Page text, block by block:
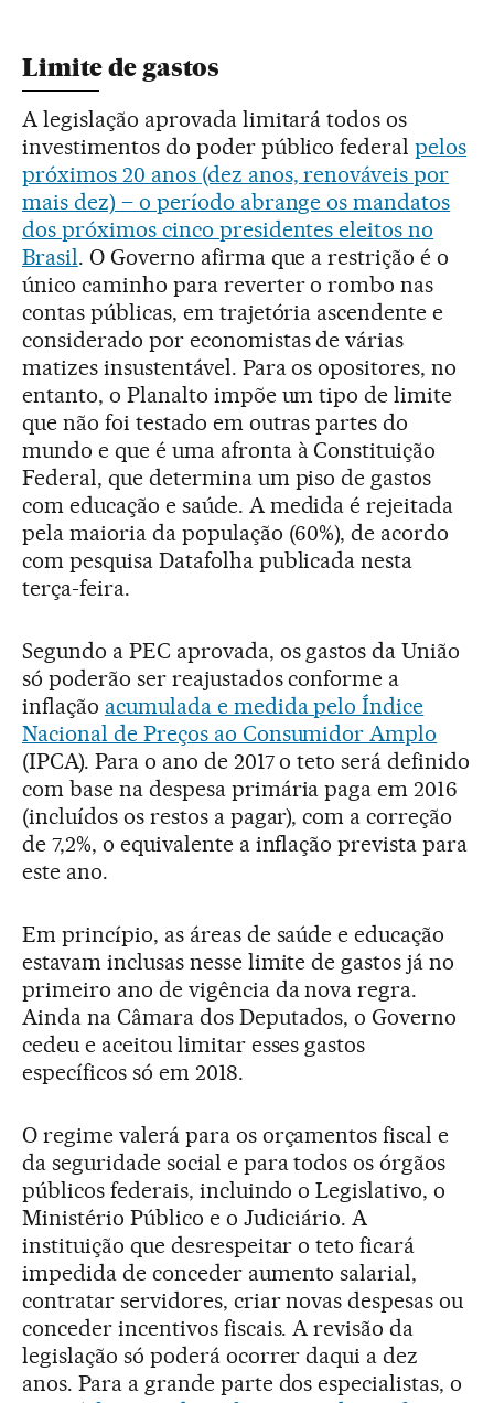
Limite de gastos
A legislação aprovada limitará todos os
investimentos do poder público federalpelos
próximos 20 anos (dez anos, renováveis por
mais dez) – o período abrange os mandatos
dos próximos cinco presidentes eleitos no
Brasil. O Governo afirma que a restrição é o
único caminho para reverter o rombo nas
contas públicas, em trajetória ascendente e
considerado por economistas de várias
matizes insustentável. Para os opositores, no
entanto, o Planalto impõe um tipo de limite
que não foi testado em outras partes do
mundo e que é uma afronta à Constituição
Federal, que determina um piso de gastos
com educação e saúde. A medida é rejeitada
pela maioria da população (60%), de acordo
com pesquisa Datafolha publicada nesta
terça-feira.
Segundo a PEC aprovada, os gastos da União
só poderão ser reajustados conforme a
inflação acumulada e medida pelo Índice
Nacional de Preços ao Consumidor Amplo
(IPCA). Para o ano de 2017 o teto será definido
com base na despesa primária paga em 2016
(incluídos os restos a pagar), com a correção
de 7,2%, o equivalente a inflação prevista para
este ano.
Em princípio, as áreas de saúde e educação
estavam inclusas nesse limite de gastos já no
primeiro ano de vigência da nova regra.
Ainda na Câmara dos Deputados, o Governo
cedeu e aceitou limitar esses gastos
específicos só em 2018.
O regime valerá para os orçamentos fiscal e
da seguridade social e para todos os órgãos
públicos federais, incluindo o Legislativo, o
Ministério Público e o Judiciário. A
instituição que desrespeitar o teto ficará
impedida de conceder aumento salarial,
contratar servidores, criar novas despesas ou
conceder incentivos fiscais. A revisão da
legislação só poderá ocorrer daqui a dez
anos. Para a grande parte dos especialistas, o